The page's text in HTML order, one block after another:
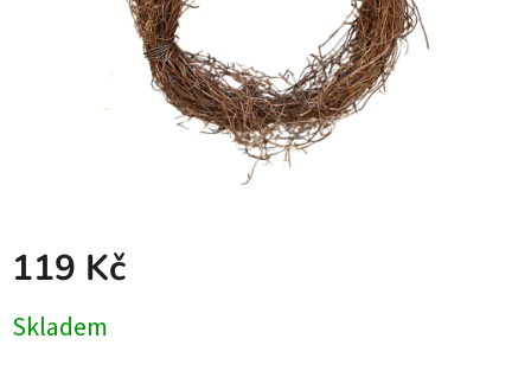
119 Kč
cena:
Skladem